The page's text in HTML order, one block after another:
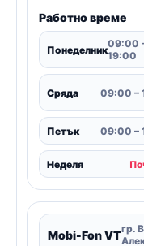
Работно време
Понеделник09:00
19:00
Сряда 09:00 –
Петък 09:00 –
Неделя
Mobi-Fon VTгр.